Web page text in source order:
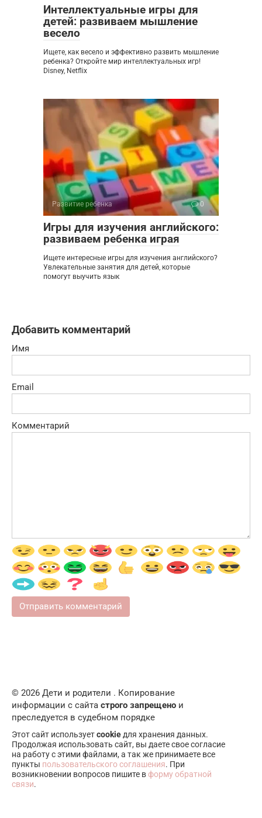
Интеллектуальные игры для
детей: развиваем мышление
весело
Ищете, как весело и эффективно развить мышление
ребенка? Откройте мир интеллектуальных игр!
Disney, Netflix
Развитие ребенка 0
Игры для изучения английского:
развиваем ребенка играя
Ищете интересные игры для изучения английского?
Увлекательные занятия для детей, которые
помогут выучить язык
Добавить комментарий
Имя
Email
Комментарий
© 2026 Дети и родители . Копирование
информации с сайта строго запрещено и
преследуется в судебном порядке
Этот сайт используетcookie для хранения данных.
Продолжая использовать сайт, вы даете свое согласие
на работу с этими файлами, а так же принимаете все
пункты пользовательского соглашения. При
возникновении вопросов пишите вформу обратной
связи.